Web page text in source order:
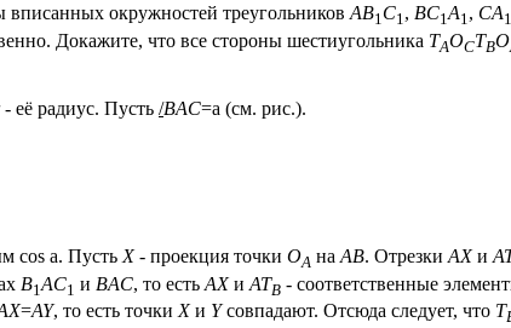
вписанных окружностей треугольников AB1C1, BC1A1, CA1
Докажите, что все стороны шестиугольника TAOCTBO
- её радиус. Пусть /BAC=a (см. рис.).
cos a. ПустьX- проекция точки OA наAB. ОтрезкиAXи
B1AC1 и BAС, то есть AXи ATB - соответственные
=AY, то есть точки Xи Yсовпадают. Отсюда следует, что T